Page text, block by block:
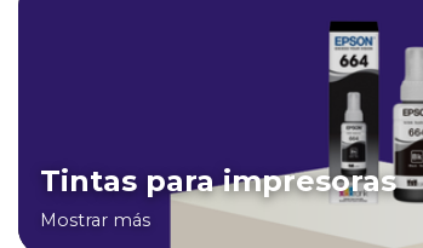
Tintas para impresoras
Mostrar más